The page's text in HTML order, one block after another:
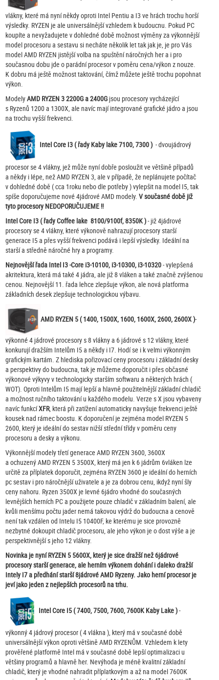
vlákny, které má nyní někdy oproti Intel Pentiu a I3 ve hrách trochu horší
výsledky. RYZEN je ale universálnější vzhledem k budoucnu. Pokud PC
koupíte a nevyžadujete v dohledné době možnost výměny za výkonnější
model procesoru a sestavu si necháte několik let tak jak je, je pro Vás
model AMD RYZEN jistější volba na spuštění náročných her a i pro
současnou dobu jde o parádní procesor v poměru cena/výkon z nouze.
K dobru má ještě možnost taktování, čímž můžete ještě trochu popohnat
výkon.
ModelyAMD RYZEN 3 2200G a 2400G jsou procesory vycházející
s Ryzenů 1200 a 1300X, ale navíc mají integrované grafické jádro a jsou
na trochu vyšší frekvenci.
Intel Core I3 ( řady Kaby lake 7100, 7300 ) - dvoujádrový
procesor se 4 vlákny, jež může nyní dobře posloužit ve většině případů
a někdy i lépe, než AMD RYZEN 3, ale v případě, že neplánujete počítač
v dohledné době ( cca 1roku nebo dle potřeby ) vylepšit na model I5, tak
spíše doporučujeme nové 4jádrové AMD modely.V současné době již
tyto procesory NEDOPORUČUJEME !!
Intel Core I3 ( řady Coffee lake 8100/9100f, 8350K )- již 4jádrové
procesory se 4 vlákny, které výkonově nahrazují procesory starší
generace I5 a přes vyšší frekvenci podává i lepší výsledky. Ideální na
starší a středně náročné hry a programy.
Nejnovější řada Intel I3 -Core i3-10100, i3-10300, i3-10320- vylepšená
akritektura, která má také 4 jádra, ale již 8 vláken a také značně zvýšenou
cenou. Nejnovější 11. řada lehce zlepšuje výkon, ale nová platforma
základních desek zlepšuje technologickou výbavu.
AMD RYZEN 5 ( 1400, 1500X, 1600, 1600X, 2600, 2600X )-
výkonné 4 jádrové procesory s 8 vlákny a 6 jádrové s 12 vlákny, které
konkurují dražším Intelům I5 a někdy i I7. Hodí se i k velmi výkonným
grafickým kartám. Z hlediska pořizovací ceny procesoru i základní desky
a perspektivy do budoucna, tak je můžeme doporučit i přes občasné
výkonové výkyvy v technologicky starším softwaru a některých hrách (
WOT). Oproti Intelům I5 mají lepší a hlavně použitelnější základní chladič
a možnost ručního taktování u každého modelu. Verze s X jsou vybaveny
navíc funkcíXFR, která při zatížení automaticky navyšuje frekvenci ještě
kousek nad rámec boostu. K doporučení je zejména model RYZEN 5
2600, který je ideální do sestav nižší střední třídy v poměru ceny
procesoru a desky a výkonu.
Výkonnější modely třetí generace AMD RYZEN 3600, 3600X
a ochuzenýAMD RYZEN 5 3500X, který má jen k 6 jádrům 6vláken lze
určitě za příplatek doporučit, zejména RYZEN 3600 je ideální do herních
pc sestav i pro náročnější uživatele a je za dobrou cenu, ikdyž nyní šly
ceny nahoru. Ryzen 3500X je levné 6jádro vhodné do současných
levnějších herních PC a použijete pouze chladič v základním balení, ale
kvůli menšímu počtu jader nemá takovou výdrž do budoucna a cenově
není tak vzdálen od Intelu I5 10400F, ke kterému je sice provozně
nezbytné dokoupit chladič procesoru, ale jeho výkon je o dost výše a je
perspektivnější s jeho 12 vlákny.
Novinka je nyní RYZEN 5 5600X, který je sice dražší než 6jádrové
procesory starší generace, ale herním výkonem dohání i daleko dražší
Intely I7 a předhání starší 8jádrové AMD Ryzeny. Jako herní procesor je
jeví jako jeden z nejlepších procesorů na trhu.
Intel Core I5 ( 7400, 7500, 7600, 7600K Kaby Lake )-
výkonný 4 jádrový procesor ( 4 vlákna ), který má v současné době
universálnější výkon oproti většině AMD RYZENŮM. Vzhledem k lety
prověřené platformě Intel má v současné době lepší optimalizaci u
většiny programů a hlavně her. Nevýhoda je méně kvalitní základní
chladič, který je vhodné nahradit příplatkovým a až na model 7600K